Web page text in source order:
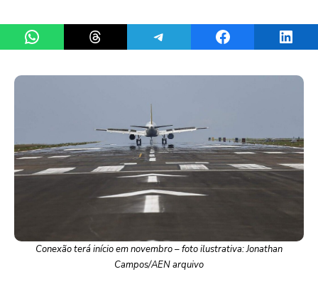
Share on WhatsAppShare on ThreadsShare on TelegramShare on Facebook
Conexão terá início em novembro – foto ilustrativa: Jonathan
Campos/AEN arquivo